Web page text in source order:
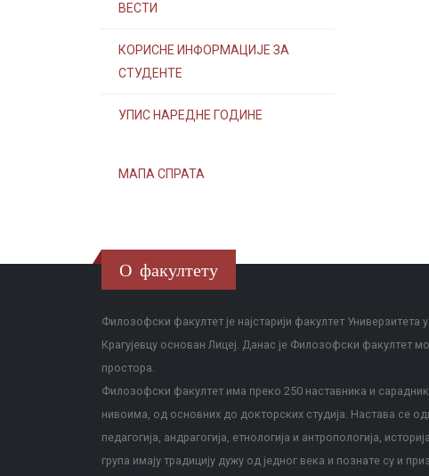
ВЕСТИ
КОРИСНЕ ИНФОРМАЦИЈЕ ЗА
СТУДЕНТЕ
УПИС НАРЕДНЕ ГОДИНЕ
МАПА СПРАТА
О факултету
Филозофски факултет је најстарији факултет
Крагујевцу основан Лицеј. Данас је Филозофски факултет
простора.
Филозофски факултет има преко 250 наставника и
нивоима, од основних до докторских студија. Настава се
педагогија, андрагогија, етнологија и антропологија,
група имају традицију дужу од једног века и познате су и